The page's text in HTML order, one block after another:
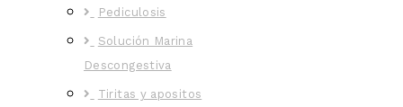
Pediculosis
Solución Marina
Descongestiva
Tiritas y apositos